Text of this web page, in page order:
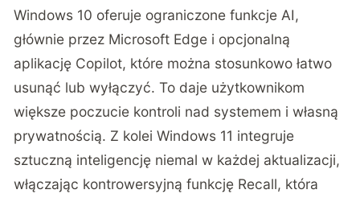
Windows 10 oferuje ograniczone funkcje AI,
głównie przez Microsoft Edge i opcjonalną
aplikację Copilot, które można stosunkowo łatwo
usunąć lub wyłączyć. To daje użytkownikom
większe poczucie kontroli nad systemem i własną
prywatnością. Z kolei Windows 11 integruje
sztuczną inteligencję niemal w każdej aktualizacji,
włączając kontrowersyjną funkcję Recall, która